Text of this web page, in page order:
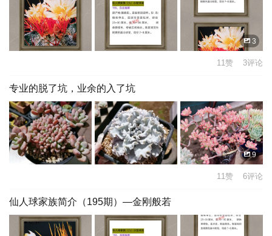
3
11赞 3评论
专业的脱了坑，业余的入了坑
9
11赞 6评论
仙人球家族简介（195期）—金刚般若